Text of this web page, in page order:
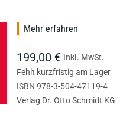
Mehr erfahren
199,00 € inkl. MwSt.
Fehlt kurzfristig am Lager
ISBN 978-3-504-47119-4
Verlag Dr. Otto Schmidt KG